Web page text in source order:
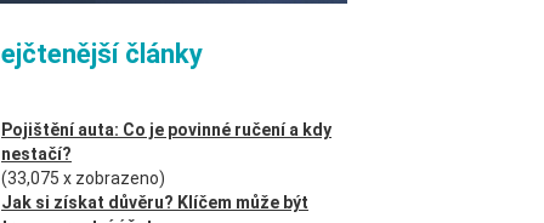
články
Pojištění auta: Co je povinné ručení a kdy
nestačí?
(33,075 x zobrazeno)
Jak si získat důvěru? Klíčem může být